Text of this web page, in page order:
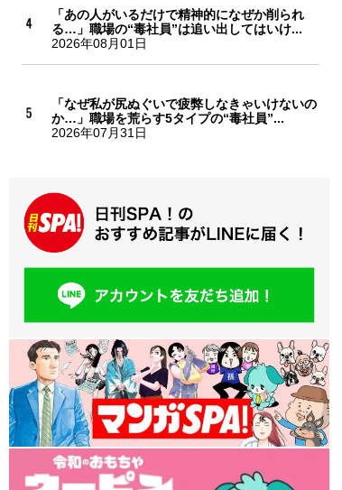
「あの人がいるだけで精神的になぜか削られ
る…」職場の“毒社員”は追い出してはいけ...
2026年08月01日
「なぜ私が尻ぬぐいで疲弊しなきゃいけないの
か…」職場を荒らす5タイプの“毒社員”...
2026年07月31日